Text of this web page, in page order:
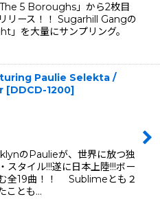
5 Boroughs」から2枚目
リース！！ Sugarhill Gangの
」を大量にサンプリング。
Paulie Selekta /
[DDCD-1200]
のPaulieが、世界に放つ独
スタイル!!!遂に日本上陸!!!ボー
全19曲！！ Sublimeとも２
ことも…